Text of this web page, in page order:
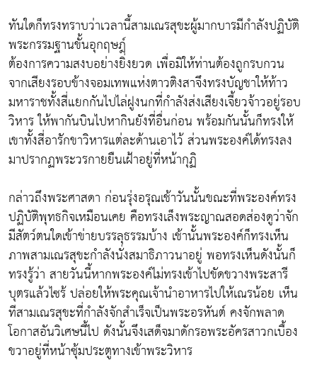
ทันใดก็ทรงทราบว่าเวลานี้สามเณรสุขะผู้มากบารมีกำลังปฏิบัติ
พระกรรมฐานขั้นอุกฤษฎ์
ต้องการความสงบอย่างยิ่งยวด เพื่อมิให้ท่านต้องถูกรบกวน
จากเสียงรอบข้างจอมเทพแห่งตาวติงสาจึงทรงบัญชาให้ท้าว
มหาราชทั้งสี่แยกกันไปไล่ฝูงนกที่กำลังส่งเสียงเจี้ยวจ้าวอยู่รอบ
วิหาร ให้พากันบินไปหากินยังที่อื่นก่อน พร้อมกันนั้นก็ทรงให้
เขาทั้งสี่อารักขาวิหารแต่ละด้านเอาไว้ ส่วนพระองค์ได้ทรงลง
มาปรากฏพระวรกายยืนเฝ้าอยู่ที่หน้ากุฏิ
กล่าวถึงพระศาสดา ก่อนรุ่งอรุณเช้าวันนั้นขณะที่พระองค์ทรง
ปฏิบัติพุทธกิจเหมือนเคย คือทรงเล็งพระญาณสอดส่องดูว่าจัก
มีสัตว์ตนใดเข้าข่ายบรรลุธรรมบ้าง เช้านั้นพระองค์ก็ทรงเห็น
ภาพสามเณรสุขะกำลังนั่งสมาธิภาวนาอยู่ พอทรงเห็นดังนั้นก็
ทรงรู้ว่า สายวันนี้หากพระองค์ไม่ทรงเข้าไปขัดขวางพระสารี
บุตรแล้วไซร้ ปล่อยให้พระคุณเจ้านำอาหารไปให้เณรน้อย เห็น
ทีสามเณรสุขะที่กำลังจักสำเร็จเป็นพระอรหันต์ คงจักพลาด
โอกาสอันวิเศษนี้ไป ดังนั้นจึงเสด็จมาดักรอพระอัครสาวกเบื้อง
ขวาอยู่ที่หน้าซุ้มประตูทางเข้าพระวิหาร